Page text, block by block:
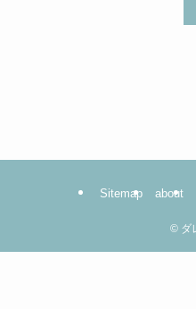
Sitemap about
© ダ